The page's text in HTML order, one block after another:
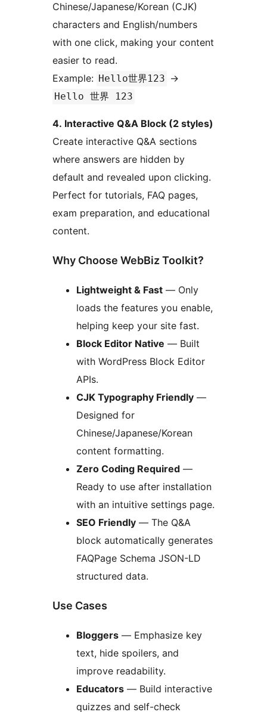
Chinese/Japanese/Korean (CJK)
characters and English/numbers
with one click, making your content
easier to read.
Example: Hello世界123 ->
Hello 世界 123
4. Interactive Q&A Block (2 styles)
Create interactive Q&A sections
where answers are hidden by
default and revealed upon clicking.
Perfect for tutorials, FAQ pages,
exam preparation, and educational
content.
Why Choose WebBiz Toolkit?
Lightweight & Fast — Only
loads the features you enable,
helping keep your site fast.
Block Editor Native — Built
with WordPress Block Editor
APIs.
CJK Typography Friendly —
Designed for
Chinese/Japanese/Korean
content formatting.
Zero Coding Required —
Ready to use after installation
with an intuitive settings page.
SEO Friendly — The Q&A
block automatically generates
FAQPage Schema JSON-LD
structured data.
Use Cases
Bloggers — Emphasize key
text, hide spoilers, and
improve readability.
Educators — Build interactive
quizzes and self-check